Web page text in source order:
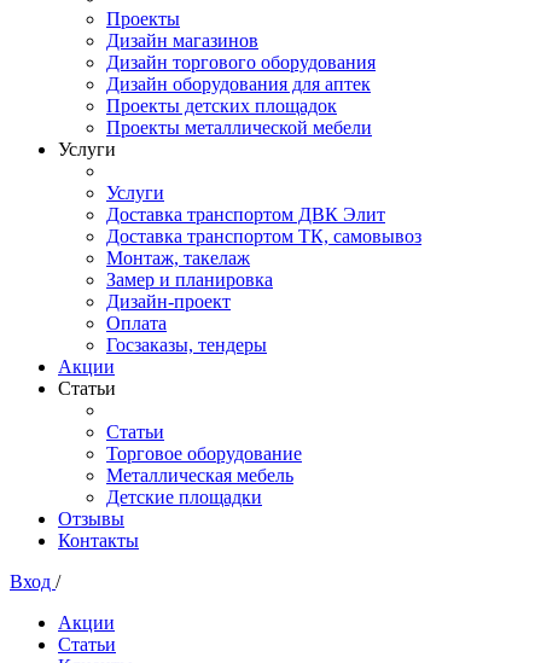
Проекты
Дизайн магазинов
Дизайн торгового оборудования
Дизайн оборудования для аптек
Проекты детских площадок
Проекты металлической мебели
Услуги
Услуги
Доставка транспортом ДВК Элит
Доставка транспортом ТК, самовывоз
Монтаж, такелаж
Замер и планировка
Дизайн-проект
Оплата
Госзаказы, тендеры
Акции
Статьи
Статьи
Торговое оборудование
Металлическая мебель
Детские площадки
Отзывы
Контакты
Вход /
Акции
Статьи